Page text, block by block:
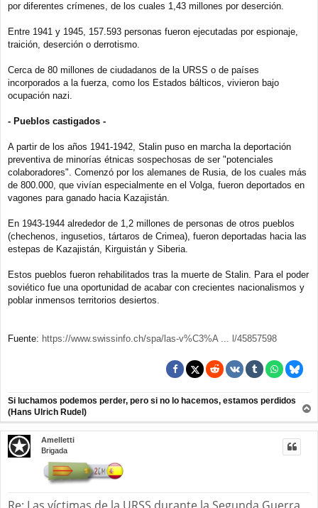
por diferentes crímenes, de los cuales 1,43 millones por deserción.
Entre 1941 y 1945, 157.593 personas fueron ejecutadas por espionaje,
traición, deserción o derrotismo.
Cerca de 80 millones de ciudadanos de la URSS o de países
incorporados a la fuerza, como los Estados bálticos, vivieron bajo
ocupación nazi.
- Pueblos castigados -
A partir de los años 1941-1942, Stalin puso en marcha la deportación
preventiva de minorías étnicas sospechosas de ser "potenciales
colaboradores". Comenzó por los alemanes de Rusia, de los cuales más
de 800.000, que vivían especialmente en el Volga, fueron deportados en
vagones para ganado hacia Kazajistán.
En 1943-1944 alrededor de 1,2 millones de personas de otros pueblos
(chechenos, ingusetios, tártaros de Crimea), fueron deportadas hacia las
estepas de Kazajistán, Kirguistán y Siberia.
Estos pueblos fueron rehabilitados tras la muerte de Stalin. Para el poder
soviético fue una oportunidad de acabar con crecientes nacionalismos y
poblar inmensos territorios desiertos.
Fuente: https://www.swissinfo.ch/spa/las-v%C3%A ... l/45857598
Si luchamos podemos perder, pero si no lo hacemos, estamos perdidos
(Hans Ulrich Rudel)
r
r
Amelletti
Brigada